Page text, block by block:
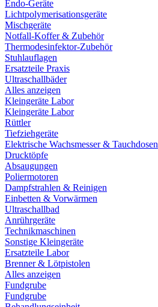
Endo-Geräte
Lichtpolymerisationsgeräte
Mischgeräte
Notfall-Koffer & Zubehör
Thermodesinfektor-Zubehör
Stuhlauflagen
Ersatzteile Praxis
Ultraschallbäder
Alles anzeigen
Kleingeräte Labor
Kleingeräte Labor
Rüttler
Tiefziehgeräte
Elektrische Wachsmesser & Tauchdosen
Drucktöpfe
Absaugungen
Poliermotoren
Dampfstrahlen & Reinigen
Einbetten & Vorwärmen
Ultraschallbad
Anrührgeräte
Technikmaschinen
Sonstige Kleingeräte
Ersatzteile Labor
Brenner & Lötpistolen
Alles anzeigen
Fundgrube
Fundgrube